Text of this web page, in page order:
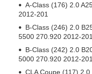
A-Class (176) 2.0
2012-201
B-Class (246) 2.0
5500 270.920 2012-
B-Class (242) 2.0
5000 270.920 2012-
CLA Coupe (117)